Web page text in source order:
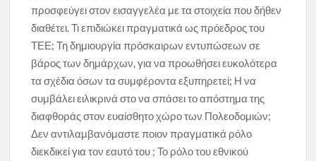
προσφεύγει στον εισαγγελέα με τα στοιχεία που δήθεν
διαθέτει. Τι επιδιώκει πραγματικά ως πρόεδρος του
ΤΕΕ; Τη δημιουργία πρόσκαιρων εντυπώσεων σε
βάρος των δημάρχων, για να προωθήσει ευκολότερα
τα σχέδια όσων τα συμφέροντα εξυπηρετεί; Η να
συμβάλει ειλικρινά στο να σπάσει το απόστημα της
διαφθοράς στον ευαίσθητο χώρο των Πολεοδομιών;
Δεν αντιλαμβανόμαστε ποιον πραγματικά ρόλο
διεκδικεί για τον εαυτό του ; Το ρόλο του εθνικού